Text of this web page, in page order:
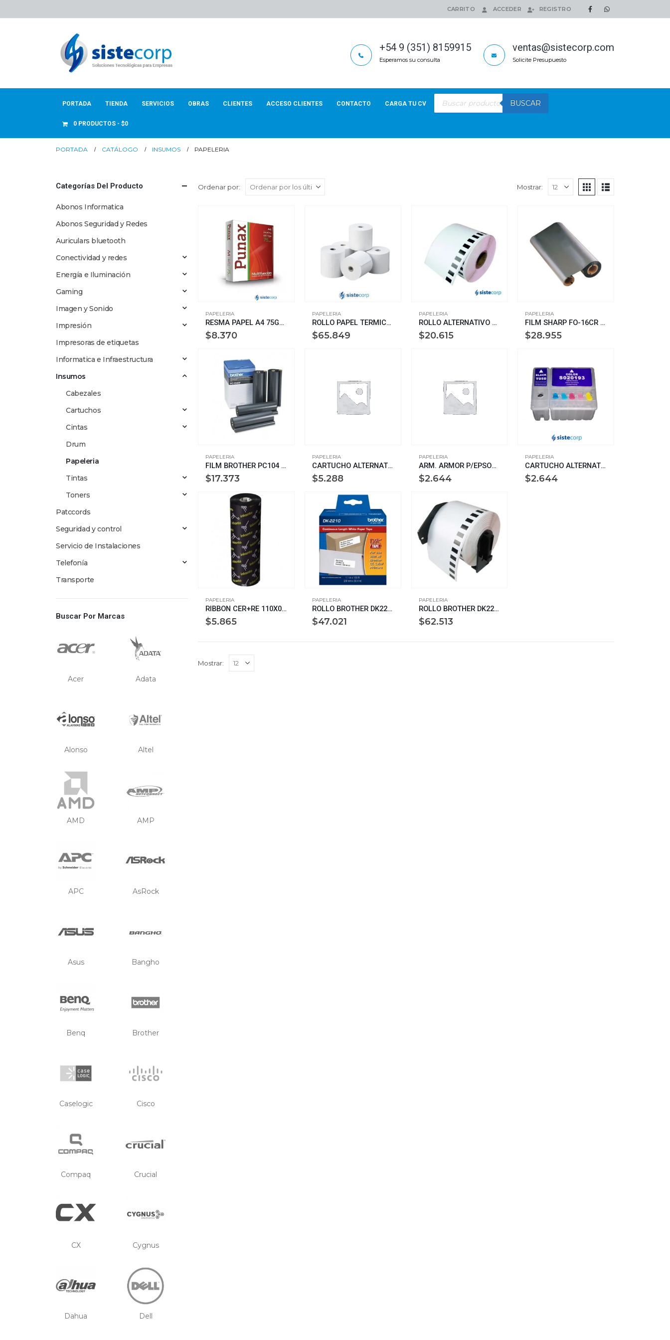
CARRITO ACCEDER REGISTRO
+54 9 (351) 8159915
Esperamos su consulta
ventas@sistecorp.com
Solicite Presupuesto
PORTADA TIENDA SERVICIOS OBRAS CLIENTES ACCESO CLIENTES CONTACTO CARGA TU CV
Búsqueda
productos
BUSCAR
0 PRODUCTOS $0
PORTADA CATÁLOGO INSUMOS PAPELERIA
Ordenar por: Mostrar:
PAPELERIA
RESMA PAPEL A4 75GR PUNAX BLANCA 500 HOJAS LEDESMA
$8.370
PAPELERIA
ROLLO PAPEL TERMICO PARA POSNET 57MM POR 20 MTS PACK POR 50 UNIDADES
$65.849
PAPELERIA
ROLLO ALTERNATIVO BROTHER DK2205
$20.615
PAPELERIA
FILM SHARP FO-16CR FAX-FO1450/1650/1850
$28.955
PAPELERIA
FILM BROTHER PC104 FILMX4 TERM PPF1350
$17.373
PAPELERIA
CARTUCHO ALTERNATIVO P/EPSON K11827 T009401
$5.288
PAPELERIA
ARM. ARMOR P/EPSON K11801 T020311
$2.644
PAPELERIA
CARTUCHO ALTERNATIVO P/EPSON K11431 S020193
$2.644
PAPELERIA
RIBBON CER+RE 110X074 OUT Pre
$5.865
PAPELERIA
ROLLO BROTHER DK2210 P/QL 2.9CM X 30.48 METROS
$47.021
PAPELERIA
ROLLO BROTHER DK2205 P/QL 6.2CM X 30.48 METROS
$62.513
Mostrar:
Categorías Del Producto
Abonos Informatica
Abonos Seguridad y Redes
Auriculars bluetooth
Conectividad y redes
Energía e Iluminación
Gaming
Imagen y Sonido
Impresión
Impresoras de etiquetas
Informatica e Infraestructura
Insumos
Cabezales
Cartuchos
Cintas
Drum
Papeleria
Tintas
Toners
Patccords
Seguridad y control
Servicio de Instalaciones
Telefonía
Transporte
Buscar Por Marcas
Acer Adata
Alonso Altel
AMD AMP
APC AsRock
Asus Bangho
Benq Brother
Caselogic Cisco
Compaq Crucial
CX Cygnus
Dahua Dell